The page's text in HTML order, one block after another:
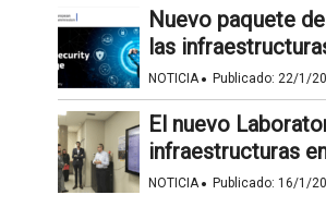
Nuevo paquete
las
NOTICIA· Publicado: 22/1/
El nuevo
infraestructuras
NOTICIA· Publicado: 16/1/